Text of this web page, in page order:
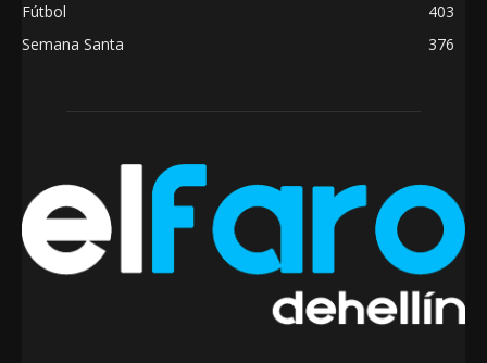
Fútbol
403
Semana Santa
376